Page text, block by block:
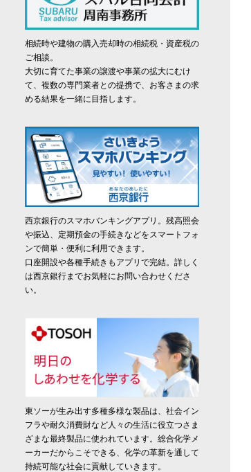
相続時や建物の購入売却時の相続税・資産税の
ご相談。
大切に育てた事業の譲渡や事業の拡大にむけ
て、複数の専門業者との提携で、お客さまの求
める結果を一緒に目指します。
西京銀行のスマホバンキングアプリ。残高照会
や振込、定期預金の手続きなどをスマートフォ
ンで簡単・便利に利用できます。
口座開設や各種手続きもアプリで完結。詳しく
は西京銀行までお気軽にお問い合わせくださ
い。
東ソーが生み出す多種多様な製品は、社会イン
フラや耐久消費財など人々の生活に役立つさま
ざまな最終製品に使われています。総合化学メ
ーカーだからこそできる、化学の革新を通して
持続可能な社会に貢献していきます。